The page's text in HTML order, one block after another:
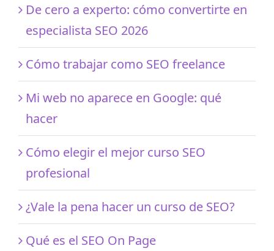
De cero a experto: cómo convertirte en
especialista SEO 2026
Cómo trabajar como SEO freelance
Mi web no aparece en Google: qué
hacer
Cómo elegir el mejor curso SEO
profesional
¿Vale la pena hacer un curso de SEO?
Qué es el SEO On Page